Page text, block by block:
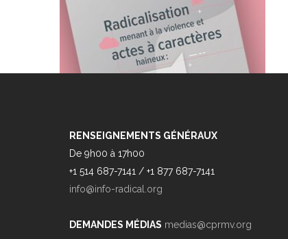
RENSEIGNEMENTS GÉNÉRAUX
De 9h00 à 17h00
+1 514 687-7141 / +1 877 687-7141
info@info-radical.org
DEMANDES MÉDIAS medias@cprmv.org